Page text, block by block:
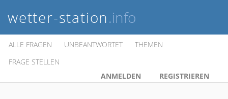
wetter-station.info
ALLE FRAGEN UNBEANTWORTET
THEMEN
FRAGE STELLEN
ANMELDEN
REGISTRIEREN